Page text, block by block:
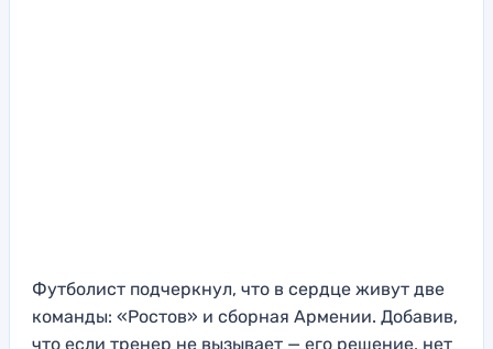
Футболист подчеркнул, что в сердце живут две
команды: «Ростов» и сборная Армении. Добавив,
что если тренер не вызывает — его решение, нет